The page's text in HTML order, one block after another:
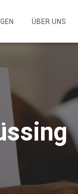
ÜBER UNS